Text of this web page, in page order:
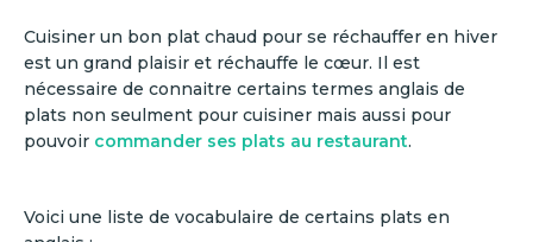
Cuisiner un bon plat chaud pour se réchauffer en hiver
est un grand plaisir et réchauffe le cœur. Il est
nécessaire de connaitre certains termes anglais de
plats non seulment pour cuisiner mais aussi pour
pouvoir commander ses plats au restaurant.
Voici une liste de vocabulaire de certains plats en